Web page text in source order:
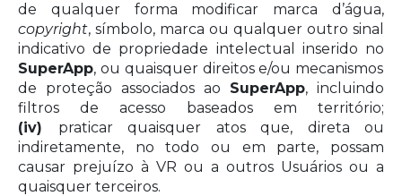
de qualquer forma modificar marca d’água,
copyright, símbolo, marca ou qualquer outro sinal
indicativo de propriedade intelectual inserido no
SuperApp, ou quaisquer direitos e/ou mecanismos
de proteção associados ao SuperApp, incluindo
filtros de acesso baseados em território;
(iv) praticar quaisquer atos que, direta ou
indiretamente, no todo ou em parte, possam
causar prejuízo à VR ou a outros Usuários ou a
quaisquer terceiros.